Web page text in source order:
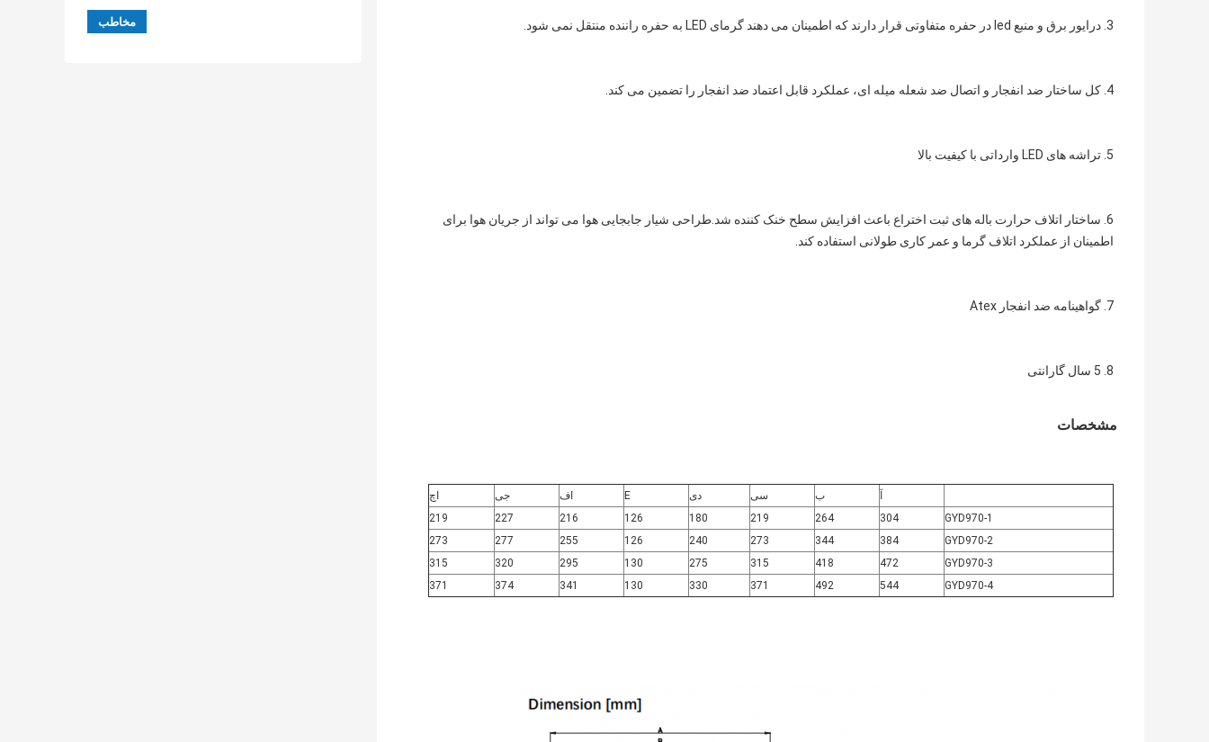
3. درایور برق و منبع led در حفره متفاوتی قرار دارند که اطمینان می دهند گرمای LED به حفره راننده منتقل نمی شود.
4. کل ساختار ضد انفجار و اتصال ضد شعله میله ای، عملکرد قابل اعتماد ضد انفجار را تضمین می کند.
5. تراشه های LED وارداتی با کیفیت بالا
اطمینان از عملکرد اتلاف گرما و عمر کاری طولانی استفاده کند.
7. گواهینامه ضد انفجار Atex
8. 5 سال گارانتی
مشخصات
ب سی دی E اف جی
اچ
GYD970-1
304
264
219
180
126
216
227
219
GYD970-2
384
344
273
240
126
255
277
273
GYD970-3
472
418
315
275
130
295
320
315
GYD970-4
544
492
371
330
130
341
374
371